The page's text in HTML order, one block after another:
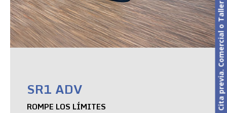
SR1 ADV
ROMPE LOS LÍMITES Cita previa. Comercial o Taller